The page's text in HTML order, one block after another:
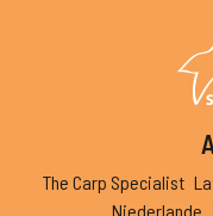
The Carp Specialist
Niederlande